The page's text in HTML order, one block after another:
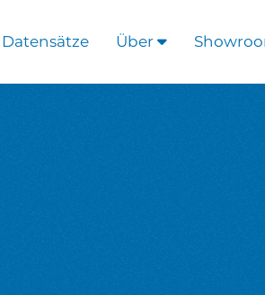
Datensätze Über